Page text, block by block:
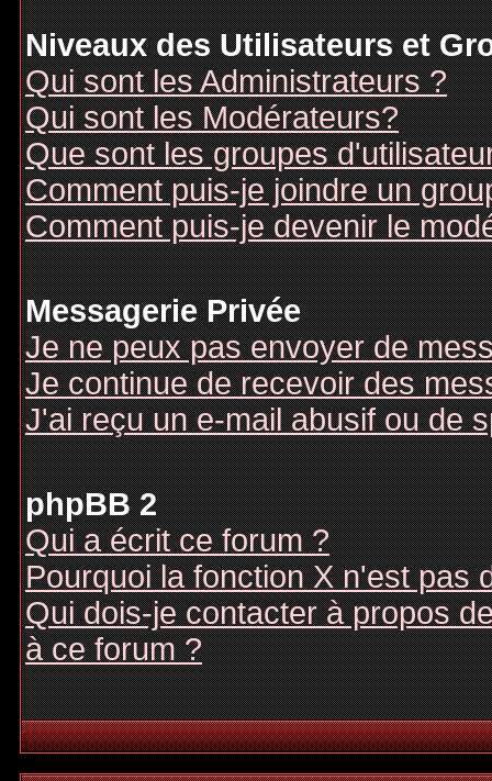
Niveaux des Utilisateurs et
Qui sont les Administrateurs ?
Qui sont les Modérateurs?
Que sont les groupes
Comment puis-je joindre un
Comment puis-je devenir le
Messagerie Privée
Je ne peux pas envoyer de
Je continue de recevoir des
J'ai reçu un e-mail abusif ou de
phpBB 2
Qui a écrit ce forum ?
Pourquoi la fonction X n'est pas
Qui dois-je contacter à propos
à ce forum ?